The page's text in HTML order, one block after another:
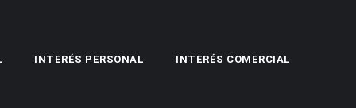
INTERÉS PERSONAL INTERÉS COMERCIAL